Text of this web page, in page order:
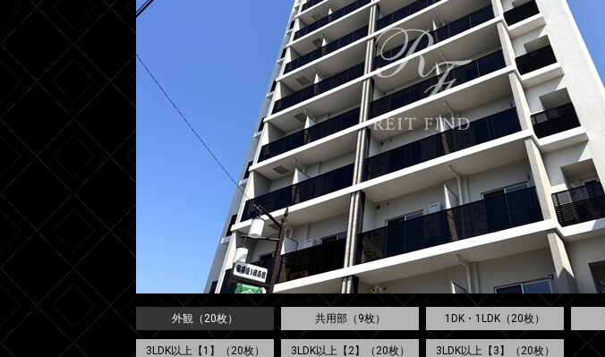
外観（20枚） 共用部（9枚） 1DK・1LDK（20枚）
3LDK以上【1】（20枚） 3LDK以上【2】（20枚） 3LDK以上【3】（20枚）